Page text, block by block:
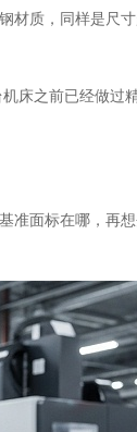
材质，同样是尺
床之前已经做
面标在哪，再